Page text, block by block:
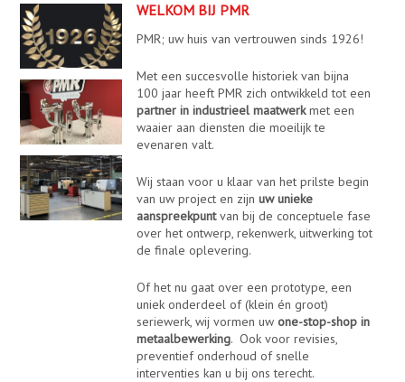
WELKOM BIJ PMR
PMR; uw huis van vertrouwen sinds 1926!
Met een succesvolle historiek van bijna
100 jaar heeft PMR zich ontwikkeld tot een
partner in industrieel maatwerkmet een
waaier aan diensten die moeilijk te
evenaren valt.
Wij staan voor u klaar van het prilste begin
van uw project en zijnuw unieke
aanspreekpuntvan bij de conceptuele fase
over het ontwerp, rekenwerk, uitwerking tot
de finale oplevering.
Of het nu gaat over een prototype, een
uniek onderdeel of (klein én groot)
seriewerk, wij vormen uw one-stop-shop in
metaalbewerking. Ook voor revisies,
preventief onderhoud of snelle
interventies kan u bij ons terecht.